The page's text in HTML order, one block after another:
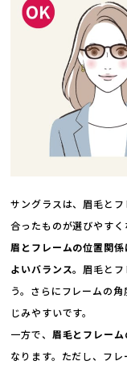
サングラスは、眉毛と
合ったものが選びやすく
眉とフレームの位置関
よいバランス。眉毛とフ
う。さらにフレームの
じみやすいです。
一方で、 眉毛とフレー
なります。ただし、フ